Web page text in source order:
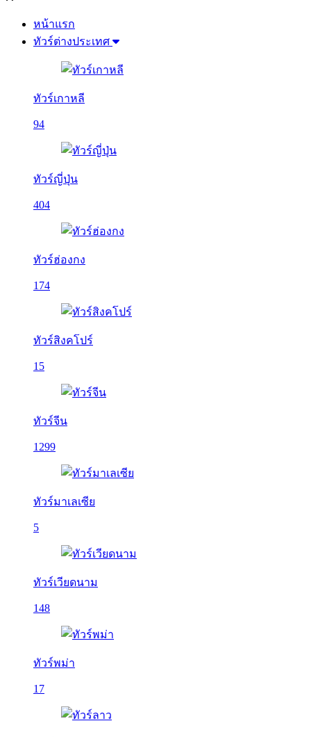
หน้าแรก
ทัวร์ต่างประเทศ
ทัวร์เกาหลี
94
ทัวร์ญี่ปุ่น
404
ทัวร์ฮ่องกง
174
ทัวร์สิงคโปร์
15
ทัวร์จีน
1299
ทัวร์มาเลเซีย
5
ทัวร์เวียดนาม
148
ทัวร์พม่า
17